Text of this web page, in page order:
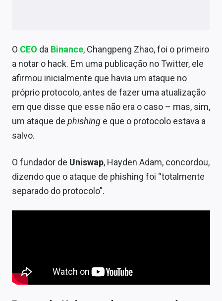
O CEO da Binance, Changpeng Zhao, foi o primeiro
a notar o hack. Em uma publicação no Twitter, ele
afirmou inicialmente que havia um ataque no
próprio protocolo, antes de fazer uma atualização
em que disse que esse não era o caso – mas, sim,
um ataque de phishing e que o protocolo estava a
salvo.
O fundador de Uniswap, Hayden Adam, concordou,
dizendo que o ataque de phishing foi “totalmente
separado do protocolo”.